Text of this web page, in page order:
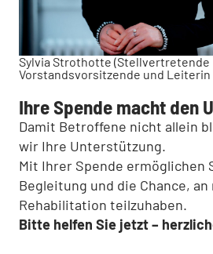
Sylvia Strothotte (Stellvertretende
Vorstandsvorsitzende und Leiterin
Ihre Spende macht den
Damit Betroffene nicht allein
wir Ihre Unterstützung.
Mit Ihrer Spende ermöglichen
Begleitung und die Chance,
Rehabilitation teilzuhaben.
Bitte helfen Sie jetzt –